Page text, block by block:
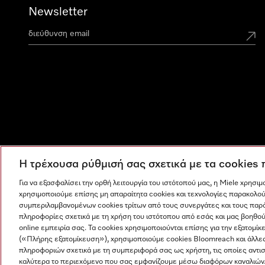
Newsletter
Η εταιρεία μας Όροι και Προϋποθέσεις Προστασία
Η τρέχουσα ρύθμισή σας σχετικά με τα
Για να εξασφαλίσει την ορθή λειτουργία του ιστότοπού μας, η Miele
χρησιμοποιούμε επίσης μη απαραίτητα cookies και τεχνολογίες
συμπεριλαμβανομένων cookies τρίτων από τους συνεργάτες και τους
πληροφορίες σχετικά με τη χρήση του ιστότοπου από εσάς και μας
online εμπειρία σας. Τα cookies χρησιμοποιούνται επίσης για την
(«Πλήρης εξατομίκευση»), χρησιμοποιούμε cookies Bloomreach και
πληροφοριών σχετικά με τη συμπεριφορά σας ως χρήστη, τις οποίες
καλύτερα το περιεχόμενο που σας εμφανίζουμε μέσω διαφόρων